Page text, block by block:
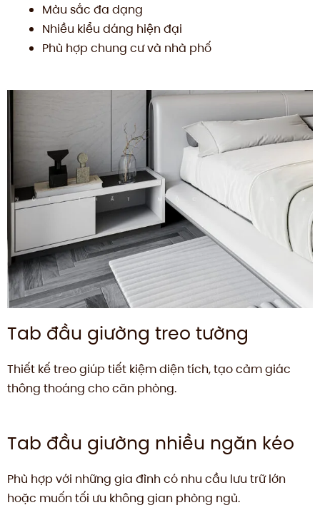
Màu sắc đa dạng
Nhiều kiểu dáng hiện đại
Phù hợp chung cư và nhà phố
Tab đầu giường treo tường
Thiết kế treo giúp tiết kiệm diện tích, tạo cảm giác
thông thoáng cho căn phòng.
Tab đầu giường nhiều ngăn kéo
Phù hợp với những gia đình có nhu cầu lưu trữ lớn
hoặc muốn tối ưu không gian phòng ngủ.